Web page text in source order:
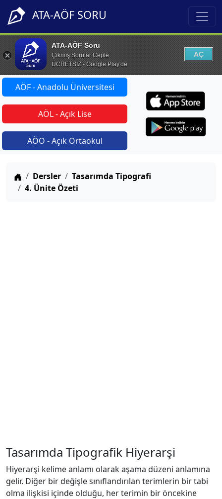
ATA-AÖF SORU
ATA-AÖF Soru
Çıkmış Sorular Cepte
ÜCRETSİZ - Google Play'de
AÇ
AÖF - Anadolu Üniversitesi
AÖL - Açık Lise
AÖO - Açık Ortaokul
Anasayfa
Dersler
Tasarımda Tipografi
4. Ünite Özeti
Tasarımda Tipografik Hiyerarşi
Hiyerarşi kelime anlamı olarak aşama düzeni anlamına
gelir. Diğer bir değişle sınıflandırılan terimlerin bir tabi
olma ilişkisi içinde olduğu, her terimin bir öncekine